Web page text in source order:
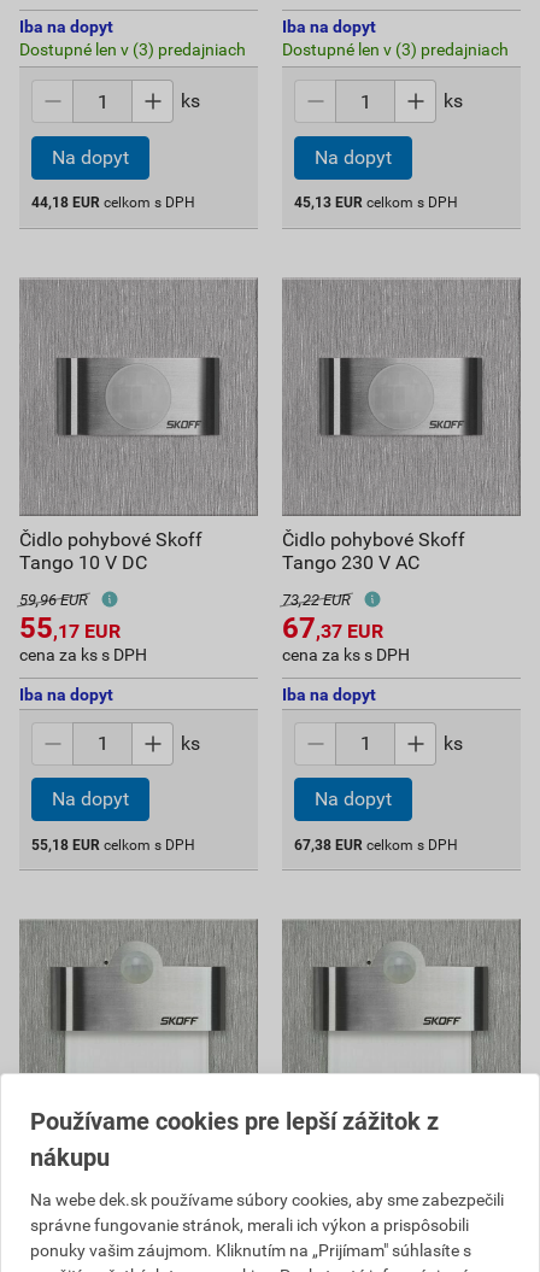
Iba na dopyt
Dostupné len v (3) predajniach
ks
Na dopyt
44,18 EUR celkom s DPH
Iba na dopyt
Dostupné len v (3) predajniach
ks
Na dopyt
45,13 EUR celkom s DPH
Čidlo pohybové Skoff
Tango 10 V DC
59,96 EUR
55,17 EUR
cena za ks s DPH
Iba na dopyt
ks
Na dopyt
55,18 EUR celkom s DPH
Čidlo pohybové Skoff
Tango 230 V AC
73,22 EUR
67,37 EUR
cena za ks s DPH
Iba na dopyt
ks
Na dopyt
67,38 EUR celkom s DPH
Tango 4000 K inox
85,71 EUR
Tango 4000 K inox
61,78 EUR
Používame cookies pre lepší zážitok z
nákupu
Na webe dek.sk používame súbory cookies, aby sme zabezpečili
správne fungovanie stránok, merali ich výkon a prispôsobili
ponuky vašim záujmom. Kliknutím na „Prijímam" súhlasíte s